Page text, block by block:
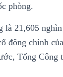
phòng.
21,605
đông chính
Tổng Công